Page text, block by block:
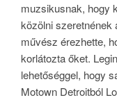
muzsikusnak, hogy
közölni szeretnének
művész érezhette,
korlátozta őket.
lehetőséggel, hogy
Motown Detroitból